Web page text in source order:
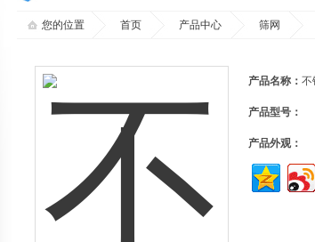
您的位置 首页 产品中心 筛网
产品名称： 不
产品型号：
产品外观：